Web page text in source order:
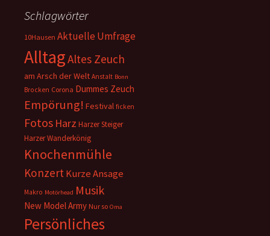
Schlagwörter
10Hausen Aktuelle Umfrage
AlltagAltes Zeuch
am Arsch der Welt Anstalt Bonn
Brocken Corona Dummes Zeuch
Empörung! Festival ficken
Fotos Harz Harzer Steiger
Harzer Wanderkönig
Knochenmühle
KonzertKurze Ansage
Makro Motörhead Musik
New Model Army Nur so Oma
Persönliches